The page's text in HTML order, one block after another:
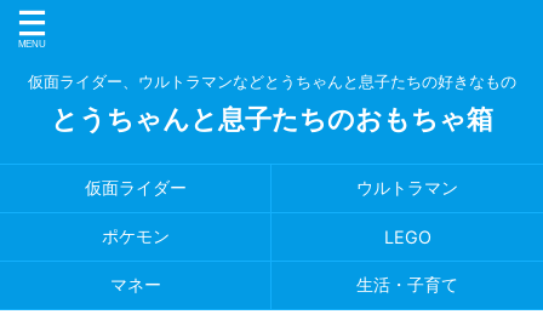
仮面ライダー、ウルトラマンなどとうちゃんと息子たちの好きなもの
とうちゃんと息子たちのおもちゃ箱
仮面ライダー ウルトラマン
ポケモン LEGO
マネー 生活・子育て